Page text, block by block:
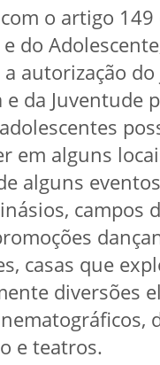
o artigo
do
a autorização
e da Juventude
em alguns
alguns
campos
casas que
diversões
e teatros.